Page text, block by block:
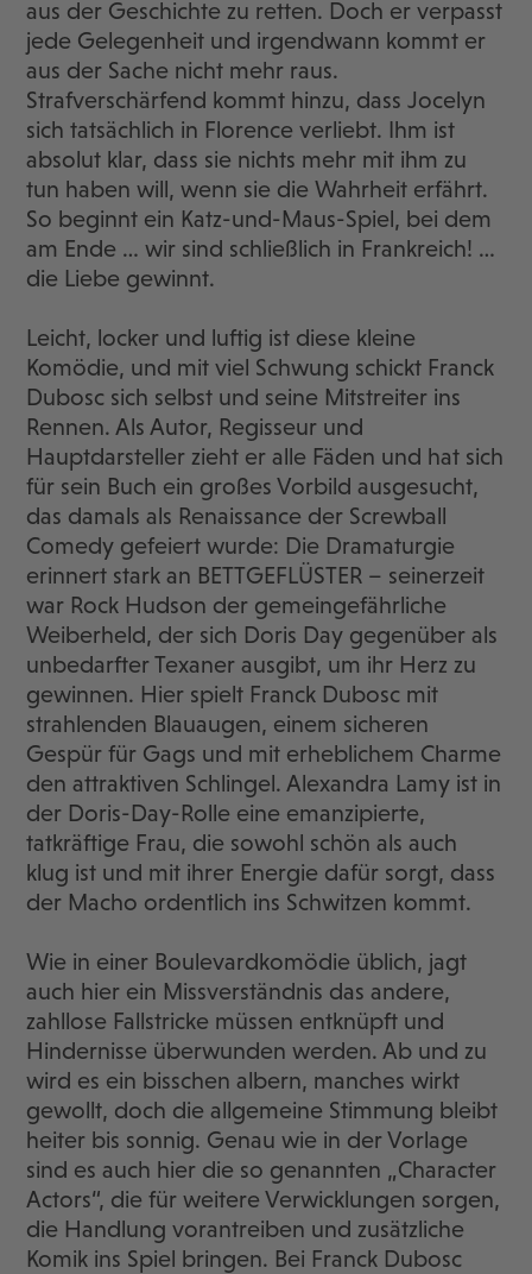
aus der Geschichte zu retten. Doch er verpasst
jede Gelegenheit und irgendwann kommt er
aus der Sache nicht mehr raus.
Strafverschärfend kommt hinzu, dass Jocelyn
sich tatsächlich in Florence verliebt. Ihm ist
absolut klar, dass sie nichts mehr mit ihm zu
tun haben will, wenn sie die Wahrheit erfährt.
So beginnt ein Katz-und-Maus-Spiel, bei dem
am Ende … wir sind schließlich in Frankreich! …
die Liebe gewinnt.
Leicht, locker und luftig ist diese kleine
Komödie, und mit viel Schwung schickt Franck
Dubosc sich selbst und seine Mitstreiter ins
Rennen. Als Autor, Regisseur und
Hauptdarsteller zieht er alle Fäden und hat sich
für sein Buch ein großes Vorbild ausgesucht,
das damals als Renaissance der Screwball
Comedy gefeiert wurde: Die Dramaturgie
erinnert stark an BETTGEFLÜSTER – seinerzeit
war Rock Hudson der gemeingefährliche
Weiberheld, der sich Doris Day gegenüber als
unbedarfter Texaner ausgibt, um ihr Herz zu
gewinnen. Hier spielt Franck Dubosc mit
strahlenden Blauaugen, einem sicheren
Gespür für Gags und mit erheblichem Charme
den attraktiven Schlingel. Alexandra Lamy ist in
der Doris-Day-Rolle eine emanzipierte,
tatkräftige Frau, die sowohl schön als auch
klug ist und mit ihrer Energie dafür sorgt, dass
der Macho ordentlich ins Schwitzen kommt.
Wie in einer Boulevardkomödie üblich, jagt
auch hier ein Missverständnis das andere,
zahllose Fallstricke müssen entknüpft und
Hindernisse überwunden werden. Ab und zu
wird es ein bisschen albern, manches wirkt
gewollt, doch die allgemeine Stimmung bleibt
heiter bis sonnig. Genau wie in der Vorlage
sind es auch hier die so genannten „Character
Actors“, die für weitere Verwicklungen sorgen,
die Handlung vorantreiben und zusätzliche
Komik ins Spiel bringen. Bei Franck Dubosc